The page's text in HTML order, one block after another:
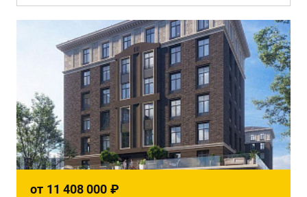
от 11 408 000 ₽